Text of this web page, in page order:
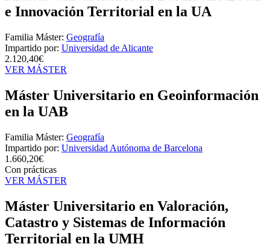
e Innovación Territorial en la UA
Familia Máster: Geografía
Impartido por: Universidad de Alicante
2.120,40€
VER MÁSTER
Máster Universitario en Geoinformación
en la UAB
Familia Máster: Geografía
Impartido por: Universidad Autónoma de Barcelona
1.660,20€
Con prácticas
VER MÁSTER
Máster Universitario en Valoración,
Catastro y Sistemas de Información
Territorial en la UMH